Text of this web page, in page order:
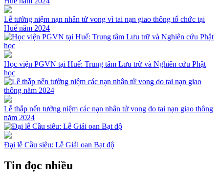
Lễ tưởng niệm nạn nhân tử vong vì tai nạn giao thông tổ chức tại
Huế năm 2024
Học viện PGVN tại Huế: Trung tâm Lưu trữ và Nghiên cứu Phật
học
Lễ thắp nến tưởng niệm các nạn nhân tử vong do tai nạn giao thông
năm 2024
Đại lễ Cầu siêu: Lễ Giải oan Bạt độ
Tin đọc nhiều